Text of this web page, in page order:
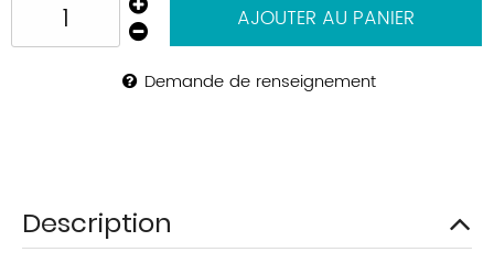
AJOUTER AU PANIER
Demande de renseignement
Description